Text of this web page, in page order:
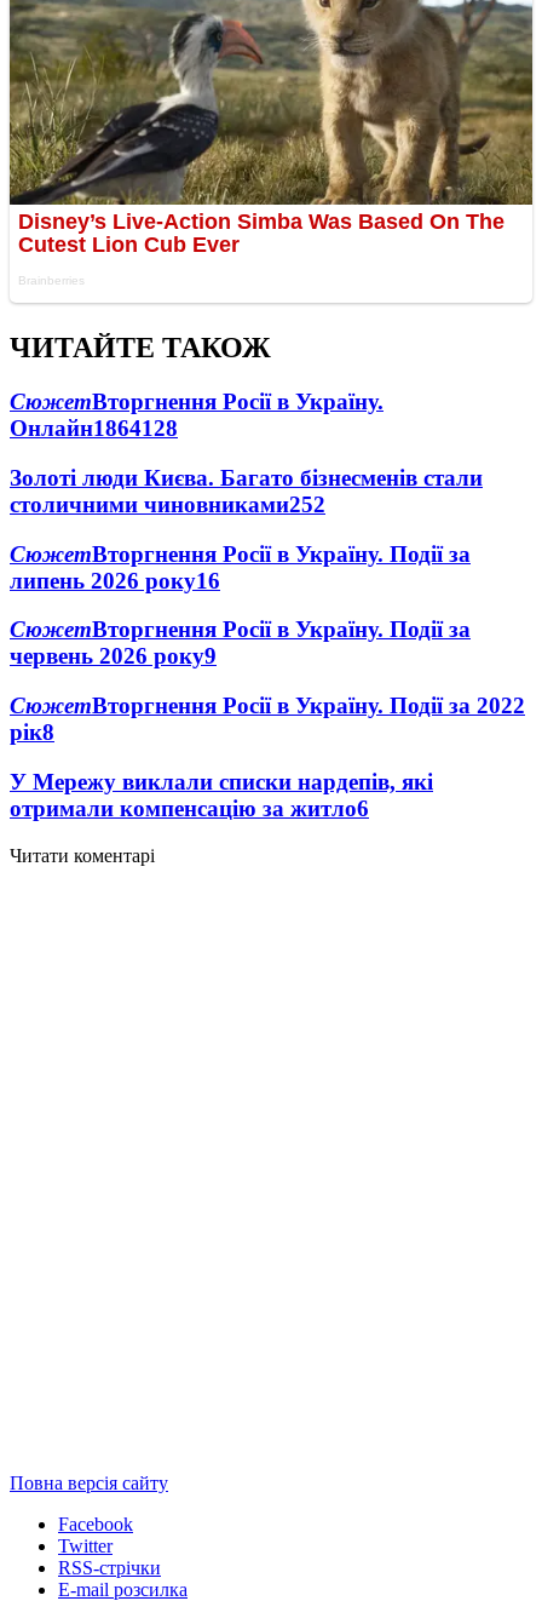
ЧИТАЙТЕ ТАКОЖ
СюжетВторгнення Росії в Україну.
Онлайн1864128
Золоті люди Києва. Багато бізнесменів стали
столичними чиновниками252
СюжетВторгнення Росії в Україну. Події за
липень 2026 року16
СюжетВторгнення Росії в Україну. Події за
червень 2026 року9
СюжетВторгнення Росії в Україну. Події за 2022
рік8
У Мережу виклали списки нардепів, які
отримали компенсацію за житло6
Читати коментарі
Повна версія сайту
Facebook
Twitter
RSS-стрічки
E-mail розсилка